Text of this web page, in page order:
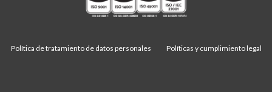
Política de tratamiento de datos personales Políticas y cumplimiento legal